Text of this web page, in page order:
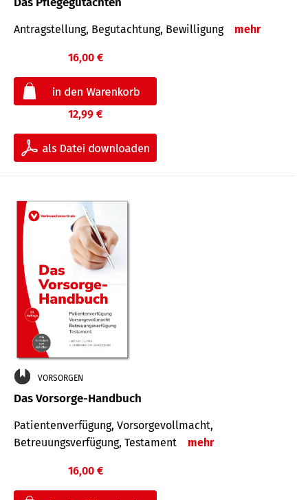
Antragstellung, Begutachtung, Bewilligung mehr
16,00 €
12,99 €
VORSORGEN
Das Vorsorge-Handbuch
Patientenverfügung, Vorsorgevollmacht,
Betreuungsverfügung, Testament
mehr
16,00 €